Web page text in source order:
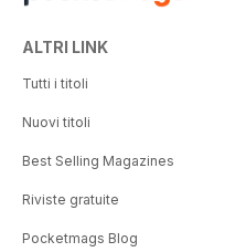
ALTRI LINK
Tutti i titoli
Nuovi titoli
Best Selling Magazines
Riviste gratuite
Pocketmags Blog